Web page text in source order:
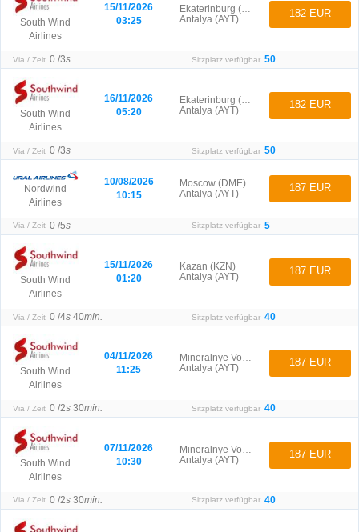
South Wind
Airlines
15/11/2026
03:25
Ekaterinburg (SVX)
Antalya (AYT)
Via / Zeit 0 /3s Sitzplatz verfügbar 50
182 EUR
South Wind
Airlines
16/11/2026
05:20
Ekaterinburg (SVX)
Antalya (AYT)
Via / Zeit 0 /3s Sitzplatz verfügbar 50
182 EUR
Nordwind
Airlines
10/08/2026
10:15
Moscow (DME)
Antalya (AYT)
Via / Zeit 0 /5s Sitzplatz verfügbar 5
187 EUR
South Wind
Airlines
15/11/2026
01:20
Kazan (KZN)
Antalya (AYT)
Via / Zeit 0 /4s 40min. Sitzplatz verfügbar 40
187 EUR
South Wind
Airlines
04/11/2026
11:25
Mineralnye Vody (MRV)
Antalya (AYT)
Via / Zeit 0 /2s 30min. Sitzplatz verfügbar 40
187 EUR
South Wind
Airlines
07/11/2026
10:30
Antalya (AYT)
Via / Zeit 0 /2s 30min. Sitzplatz verfügbar 40
187 EUR